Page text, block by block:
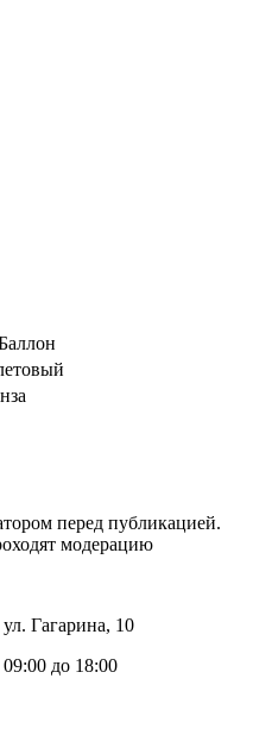
перед публикацией.
модерацию
Гагарина, 10
до 18:00